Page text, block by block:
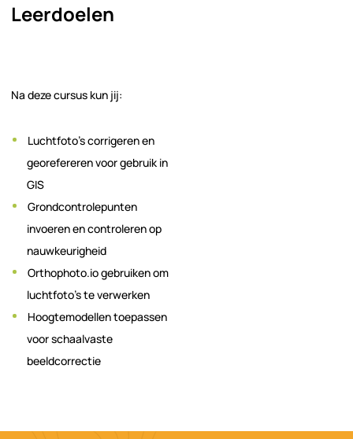
Leerdoelen
Na deze cursus kun jij:
Luchtfoto’s corrigeren en
georefereren voor gebruik in
GIS
Grondcontrolepunten
invoeren en controleren op
nauwkeurigheid
Orthophoto.io gebruiken om
luchtfoto’s te verwerken
Hoogtemodellen toepassen
voor schaalvaste
beeldcorrectie